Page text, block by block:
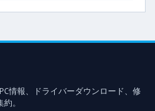
情報、ドライバーダウンロード、修
。